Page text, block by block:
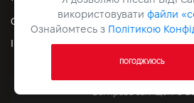
Особистий кабінет
Інформація
Архів
використовувати файли
Ознайомтесь з Політикою
ПОГОДЖУЮСЬ